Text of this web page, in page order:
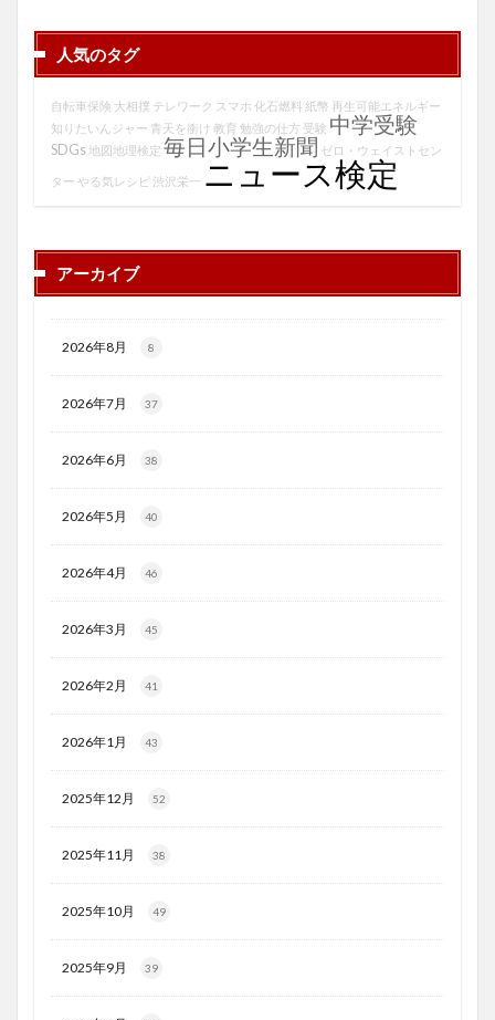
人気のタグ
自転車保険 大相撲 テレワーク スマホ 化石燃料 紙幣 再生可能エネルギー
知りたいんジャー 青天を衝け 教育 勉強の仕方 受験 中学受験
SDGs 地図地理検定 毎日小学生新聞 ゼロ・ウェイストセン
ター やる気レシピ 渋沢栄一 ニュース検定
アーカイブ
2026年8月 8
2026年7月 37
2026年6月 38
2026年5月 40
2026年4月 46
2026年3月 45
2026年2月 41
2026年1月 43
2025年12月 52
2025年11月 38
2025年10月 49
2025年9月 39